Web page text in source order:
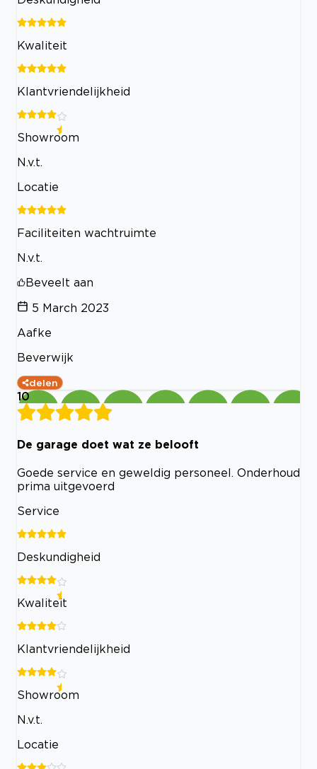
Kwaliteit
Klantvriendelijkheid
Showroom
N.v.t.
Locatie
Faciliteiten wachtruimte
N.v.t.
Beveelt aan
5 March 2023
Aafke
Beverwijk
delen
10
De garage doet wat ze belooft
Goede service en geweldig personeel. Onderhoud
prima uitgevoerd
Service
Deskundigheid
Kwaliteit
Klantvriendelijkheid
Showroom
N.v.t.
Locatie